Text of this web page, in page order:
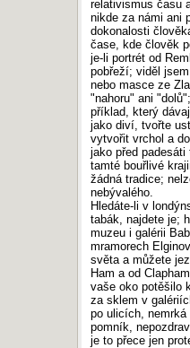
relativismus času
nikde za námi ani
dokonalosti
čase, kde člověk
je-li portrét od
pobřeží; viděl
nebo masce ze
"nahoru" ani
příklad, který
jako diví, tvořte
vytvořit vrchol a
jako před
tamté bouřlivé
žádná tradice;
nebývalého.
Hledáte-li v
tabák, najdete je;
muzeu i galérii
mramorech
světa a můžete
Ham a od
vaše oko potěšilo
za sklem v
po ulicích,
pomník,
je to přece jen